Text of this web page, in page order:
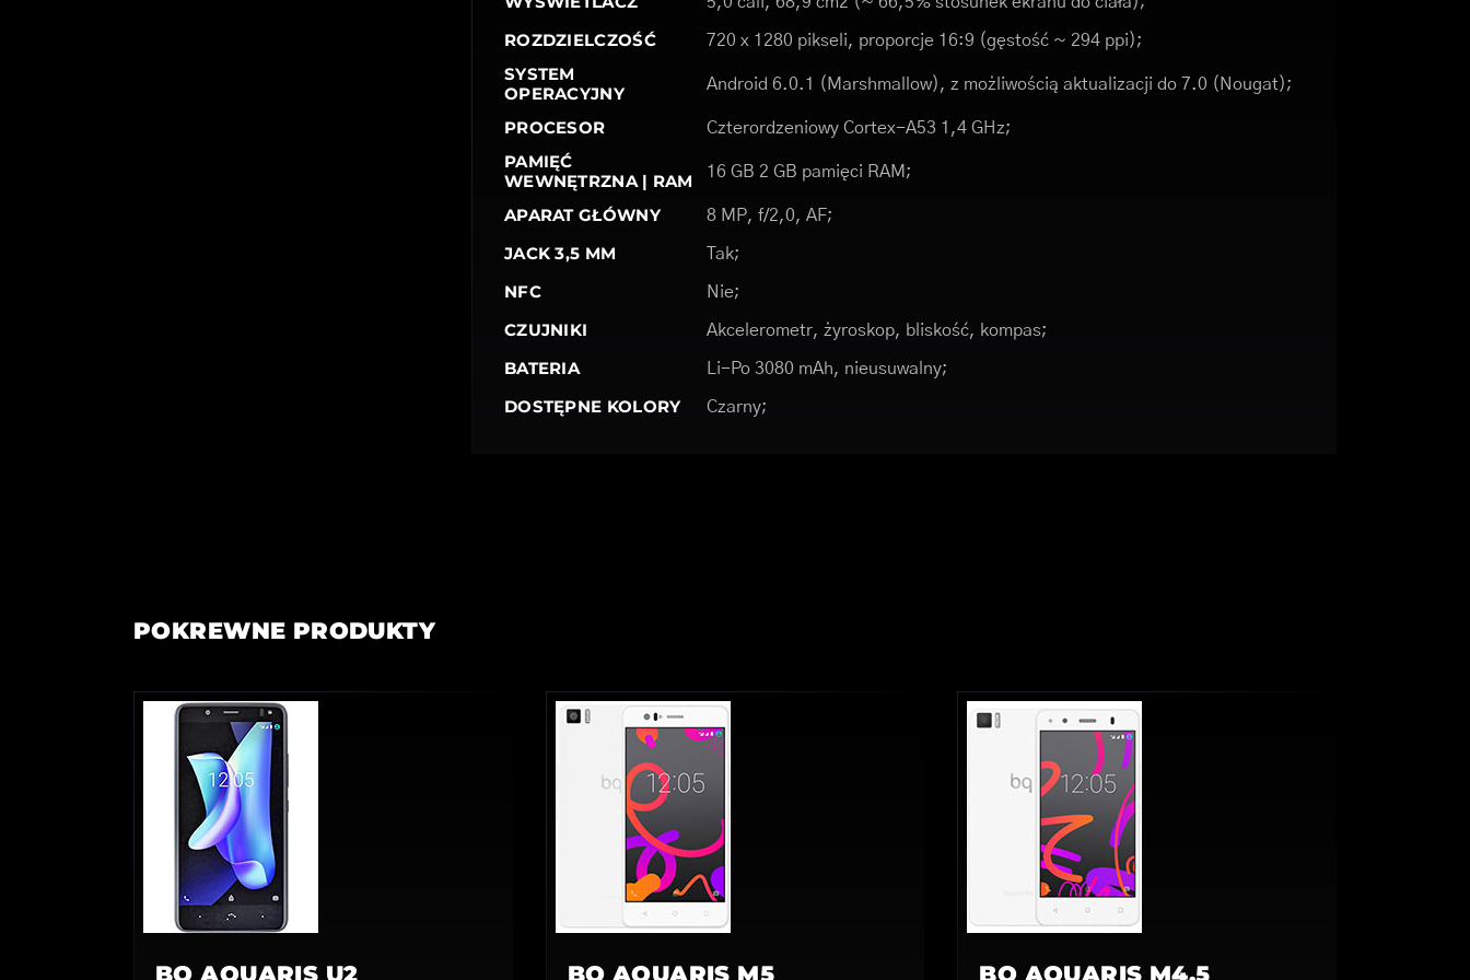
ROZDZIELCZOŚĆ 720 x 1280 pikseli, proporcje 16:9 (gęstość ~ 294 ppi);
SYSTEM
OPERACYJNY
Android 6.0.1 (Marshmallow), z możliwością aktualizacji do 7.0 (Nougat);
PROCESOR Czterordzeniowy Cortex-A53 1,4 GHz;
PAMIĘĆ
WEWNĘTRZNA | RAM
16 GB 2 GB pamięci RAM;
APARAT GŁÓWNY 8 MP, f/2,0, AF;
JACK 3,5 MM Tak;
NFC Nie;
CZUJNIKI Akcelerometr, żyroskop, bliskość, kompas;
BATERIA Li-Po 3080 mAh, nieusuwalny;
DOSTĘPNE KOLORY Czarny;
POKREWNE PRODUKTY
BQ AQUARIS U2 BQ AQUARIS M5 BQ AQUARIS M4.5